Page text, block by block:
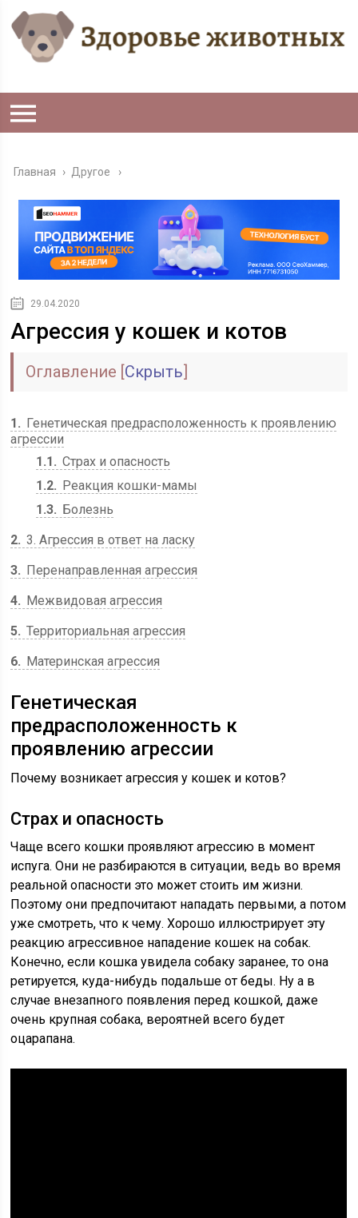
Главная › Другое
29.04.2020
Агрессия у кошек и котов
Оглавление Скрыть
1
Генетическая предрасположенность к проявлению
агрессии
1.1
Страх и опасность
1.2
Реакция кошки-мамы
1.3
Болезнь
2 3. Агрессия в ответ на ласку
3
Перенаправленная агрессия
4
Межвидовая агрессия
5 Территориальная агрессия
6
Материнская агрессия
Генетическая
предрасположенность к
проявлению агрессии
Почему возникает агрессия у кошек и котов?
Страх и опасность
Чаще всего кошки проявляют агрессию в момент
испуга. Они не разбираются в ситуации, ведь во время
реальной опасности это может стоить им жизни.
Поэтому они предпочитают нападать первыми, а потом
уже смотреть, что к чему. Хорошо иллюстрирует эту
реакцию агрессивное нападение кошек на собак.
Конечно, если кошка увидела собаку заранее, то она
ретируется, куда-нибудь подальше от беды. Ну а в
случае внезапного появления перед кошкой, даже
очень крупная собака, вероятней всего будет
оцарапана.